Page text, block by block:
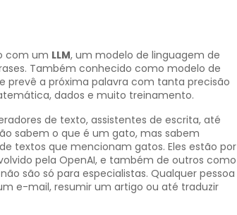
com um LLM, um modelo de linguagem de
. Também conhecido como modelo de
prevê a próxima palavra com tanta precisão
dados e muito treinamento.
de texto, assistentes de escrita, até
sabem o que é um gato, mas sabem
textos que mencionam gatos. Eles estão por
pela OpenAI, e também de outros como
são só para especialistas. Qualquer pessoa
e-mail, resumir um artigo ou até traduzir